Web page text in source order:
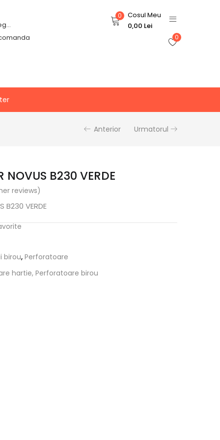
Login or Register
0
Cosul Meu
0,00 Lei
0
Anterior Urmatorul
NOVUS B230 VERDE
reviews)
B230 VERDE
birou, Perforatoare
hartie, Perforatoare birou